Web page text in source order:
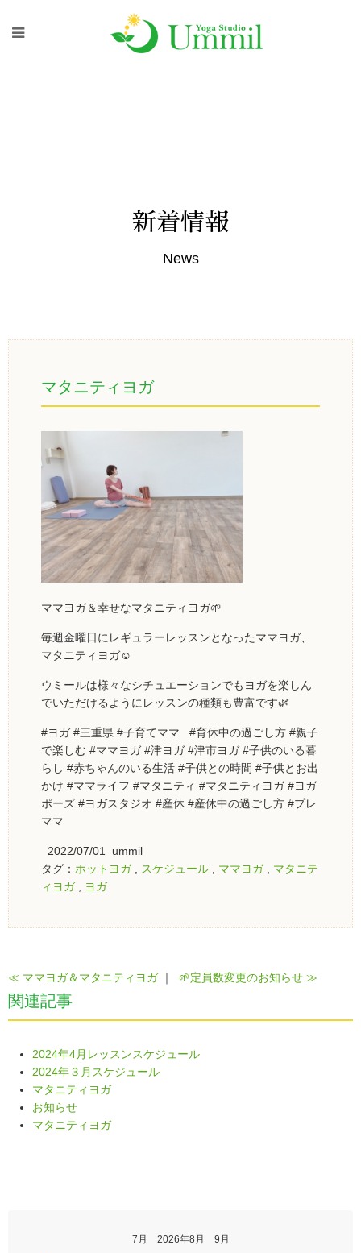
新着情報
News
マタニティヨガ
ママヨガ＆幸せなマタニティヨガ🌱
毎週金曜日にレギュラーレッスンとなったママヨガ、
マタニティヨガ☺️
ウミールは様々なシチュエーションでもヨガを楽しん
でいただけるようにレッスンの種類も豊富です🌿
#ヨガ #三重県 #子育てママ #育休中の過ごし方 #親子
で楽しむ #ママヨガ #津ヨガ #津市ヨガ #子供のいる暮
らし #赤ちゃんのいる生活 #子供との時間 #子供とお出
かけ #ママライフ #マタニティ #マタニティヨガ #ヨガ
ポーズ #ヨガスタジオ #産休 #産休中の過ごし方 #プレ
ママ
2022/07/01 ummil
タグ： ホットヨガ, スケジュール ママヨガ, マタニテ
ィヨガ, ヨガ
≪ ママヨガ＆マタニティヨガ｜ 🌱定員数変更のお知らせ ≫
関連記事
2024年4月レッスンスケジュール
2024年３月スケジュール
マタニティヨガ
お知らせ
マタニティヨガ
7月 2026年8月 9月